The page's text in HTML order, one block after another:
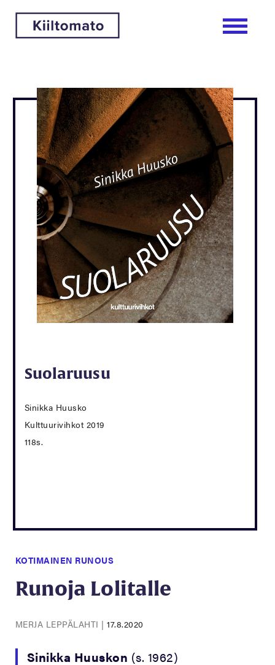
Suolaruusu
Sinikka Huusko
Kulttuurivihkot 2019
118s.
KOTIMAINEN RUNOUS
Runoja Lolitalle
MERJA LEPPÄLAHTI |17.8.2020
Sinikka Huuskon (s. 1962)